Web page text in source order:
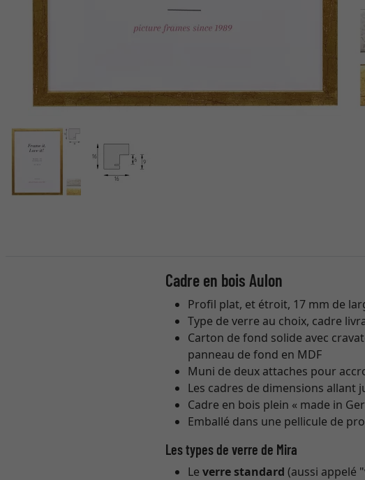
Cadre en bois Aulon
Profil plat, et étroit, 17 mm de
Type de verre au choix, cadre
Carton de fond solide avec
panneau de fond en MDF
Muni de deux attaches pour
Les cadres de dimensions allant
Cadre en bois plein « made in
Emballé dans une pellicule de
Les types de verre de Mira
Leverre standard (aussi appelé